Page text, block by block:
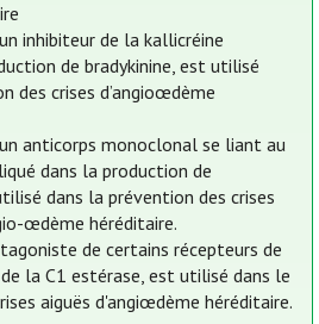
inhibiteur de la kallicréine
de bradykinine, est utilisé
des crises d’angioœdème
anticorps monoclonal se liant au
dans la production de
dans la prévention des crises
œdème héréditaire.
de certains récepteurs de
la C1 estérase, est utilisé dans le
aiguës d'angiœdème héréditaire.